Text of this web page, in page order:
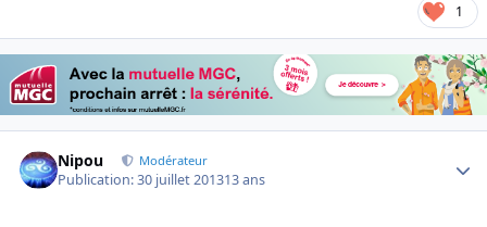
1
Nipou Modérateur
Publication:30 juillet 201313 ans